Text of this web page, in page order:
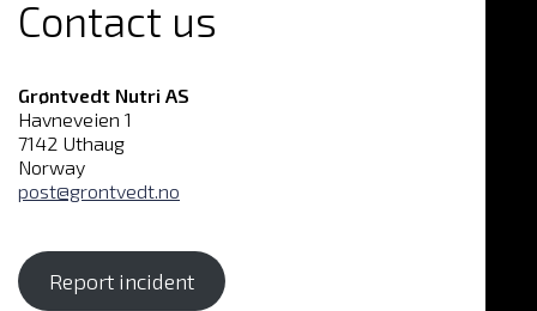
Contact us
Grøntvedt Nutri AS
Havneveien 1
7142 Uthaug
Norway
post@grontvedt.no
Report incident